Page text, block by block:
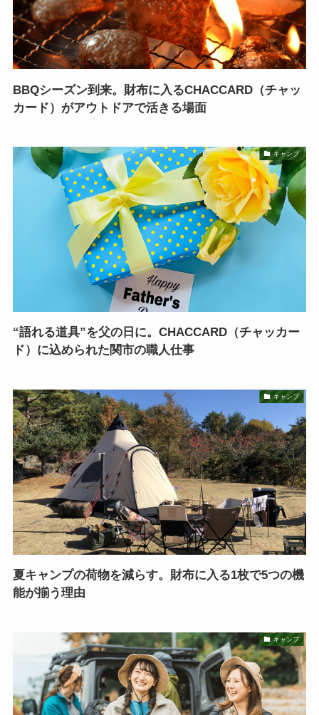
BBQシーズン到来。財布に入るCHACCARD（チャッ
カード）がアウトドアで活きる場面
キャンプ
“語れる道具”を父の日に。CHACCARD（チャッカー
ド）に込められた関市の職人仕事
キャンプ
夏キャンプの荷物を減らす。財布に入る1枚で5つの機
能が揃う理由
キャンプ